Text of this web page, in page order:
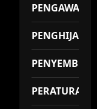
PENGAWAS
PERATURAN